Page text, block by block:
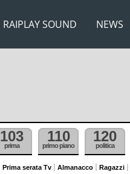
RAIPLAY SOUND NEWS
103
prima
110
primo piano
120
politica
Prima serata Tv Almanacco Ragazzi